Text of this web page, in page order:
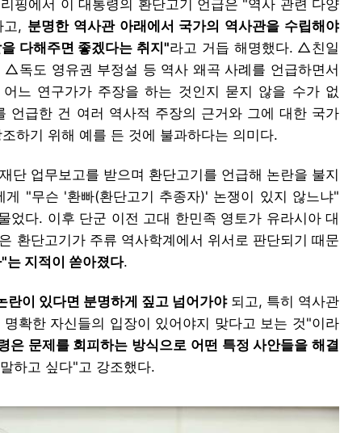
핑에서 이 대통령의 환단고기 언급은 "역사 관련 다양
고, 분명한 역사관 아래에서 국가의 역사관을 수립해야
다해주면 좋겠다는 취지"라고 거듭 해명했다. △친일
독도 영유권 부정설 등 역사 왜곡 사례를 언급하면서
느 연구가가 주장을 하는 것인지 묻지 않을 수가 없
언급한 건 여러 역사적 주장의 근거와 그에 대한 국가
하기 위해 예를 든 것에 불과하다는 의미다.
단 업무보고를 받으며 환단고기를 언급해 논란을 불지
게 "무슨 '환빠(환단고기 추종자)' 논쟁이 있지 않느냐"
었다. 이후 단군 이전 고대 한민족 영토가 유라시아 대
환단고기가 주류 역사학계에서 위서로 판단되기 때문
"는 지적이 쏟아졌다.
란이 있다면 분명하게 짚고 넘어가야되고, 특히 역사관
확한 자신들의 입장이 있어야지 맞다고 보는 것"이라
은 문제를 회피하는 방식으로 어떤 특정 사안들을 해결
하고 싶다"고 강조했다.